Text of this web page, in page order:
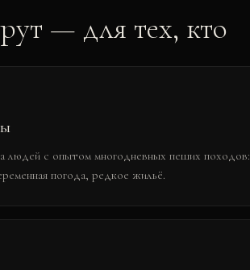
— для тех, кто
людей с опытом многодневных пеших походов:
погода, редкое жильё.